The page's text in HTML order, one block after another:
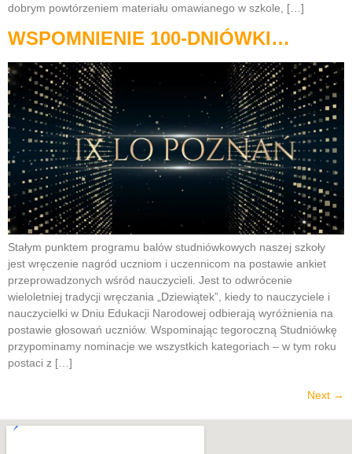
dobrym powtórzeniem materiału omawianego w szkole, […]
WSPOMNIENIE 100-DNIÓWKI…
Stałym punktem programu balów studniówkowych naszej szkoły
jest wręczenie nagród uczniom i uczennicom na postawie ankiet
przeprowadzonych wśród nauczycieli. Jest to odwrócenie
wieloletniej tradycji wręczania „Dziewiątek”, kiedy to nauczyciele i
nauczycielki w Dniu Edukacji Narodowej odbierają wyróżnienia na
postawie głosowań uczniów. Wspominając tegoroczną Studniówkę
przypominamy nominacje we wszystkich kategoriach – w tym roku
postaci z […]
Next →